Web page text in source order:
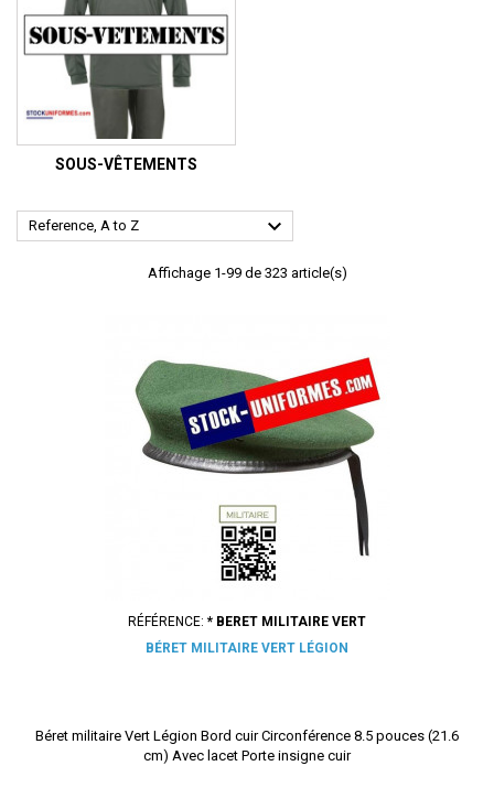
SOUS-VÊTEMENTS
Reference, A to Z 
Affichage 1-99 de 323 article(s)
RÉFÉRENCE: * BERET MILITAIRE VERT
BÉRET MILITAIRE VERT LÉGION
Béret militaire Vert Légion Bord cuir Circonférence 8.5 pouces (21.6
cm) Avec lacet Porte insigne cuir